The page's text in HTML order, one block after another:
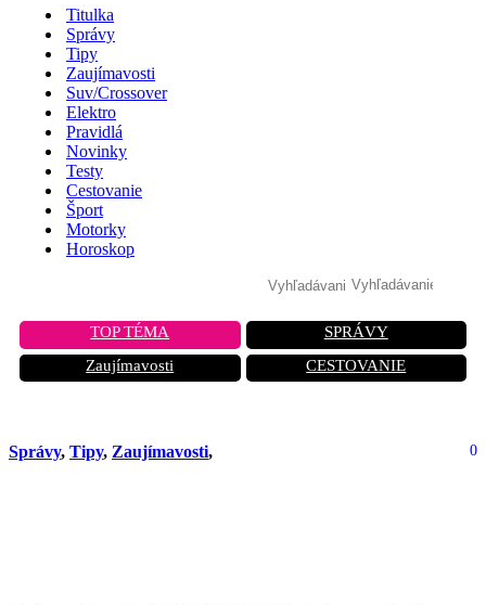
Titulka
Správy
Tipy
Zaujímavosti
Suv/Crossover
Elektro
Pravidlá
Novinky
Testy
Cestovanie
Šport
Motorky
Horoskop
TOP TÉMA
SPRÁVY
Zaujímavosti
CESTOVANIE
Správy, Tipy, Zaujímavosti, 0